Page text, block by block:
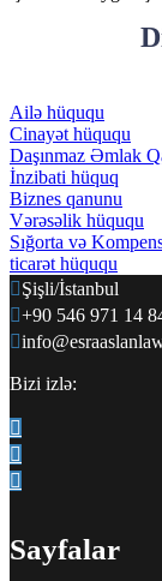
Ailə hüququ
Cinayət hüququ
Daşınmaz Əmlak
İnzibati hüquq
Biznes qanunu
Vərəsəlik hüququ
Sığorta və
ticarət hüququ
Şişli/İstanbul
+90 546 971 14
Bizi izlə:
Sayfalar